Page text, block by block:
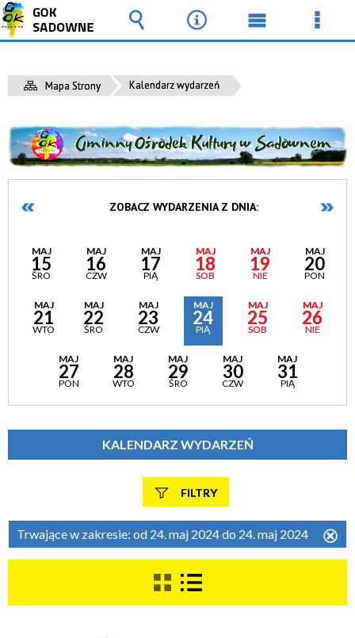
Mapa Strony Kalendarz wydarzeń
ZOBACZ WYDARZENIA Z DNIA:
MAJ
15
ŚRO
MAJ
16
CZW
MAJ
17
PIĄ
MAJ
18
SOB
MAJ
19
NIE
MAJ
20
PON
MAJ
21
WTO
MAJ
22
ŚRO
MAJ
23
CZW
MAJ
24
PIĄ
MAJ
25
SOB
MAJ
26
NIE
MAJ
27
PON
MAJ
28
WTO
MAJ
29
ŚRO
MAJ
30
CZW
MAJ
31
PIĄ
KALENDARZ WYDARZEŃ
FILTRY
Szukana fraza
Trwające w zakresie: od 24. maj 2024 do 24. maj 2024
ten
Wyszukiwarka
Narzędzia
Menu